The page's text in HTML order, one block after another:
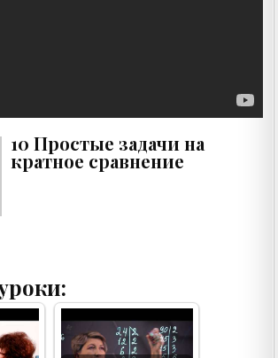
10 Простые задачи на
кратное сравнение